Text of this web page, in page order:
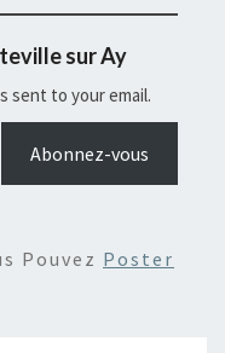
sur Ay
sent to your email.
Abonnez-vous
Pouvez Poster